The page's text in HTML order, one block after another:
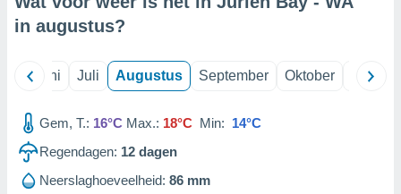
in augustus?
Juni Juli Augustus September Oktober
Gem, T.: 16°C Max.: 18°C Min: 14°C
Regendagen: 12 dagen
Neerslaghoeveelheid: 86 mm